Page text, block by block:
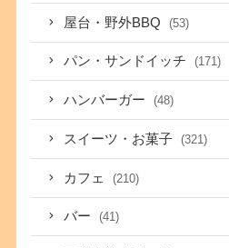
屋台・野外BBQ (53)
パン・サンドイッチ (171)
ハンバーガー (48)
スイーツ・お菓子 (321)
カフェ (210)
バー (41)